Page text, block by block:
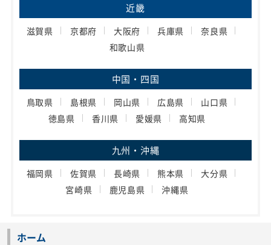
近畿
滋賀県 京都府 大阪府 兵庫県
奈良県
和歌山県
中国・四国
鳥取県 島根県 岡山県 広島県
山口県
徳島県
香川県 愛媛県 高知県
九州・沖縄
福岡県 佐賀県 長崎県 熊本県
大分県
宮崎県
鹿児島県 沖縄県
ホーム